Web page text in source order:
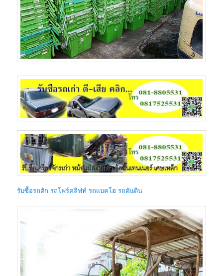
รับซื้อรถตัก รถโฟร์คลิฟท์ รถแบคโฮ รถดันดิน